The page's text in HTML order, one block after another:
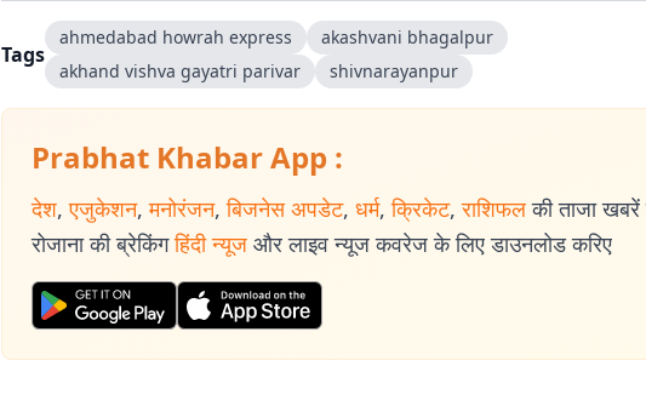
Tags
ahmedabad howrah express
akashvani bhagalpur
akhand vishva gayatri parivar
shivnarayanpur
Prabhat Khabar App :
देश, एजुकेशन, मनोरंजन, बिजनेस अपडेट, धर्म, क्रिकेट, राशिफल की ताजा खबरें
रोजाना की ब्रेकिंग हिंदी न्यूज और लाइव न्यूज कवरेज के लिए डाउनलोड करिए